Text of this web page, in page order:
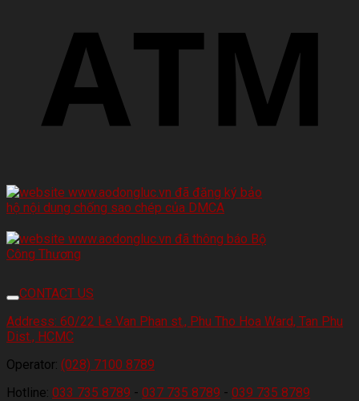
CONTACT US
Address: 60/22 Le Van Phan st., Phu Tho Hoa Ward, Tan Phu
Dist., HCMC
Operator: (028) 7100 8789
Hotline: 033 735 8789 - 037 735 8789 - 039 735 8789